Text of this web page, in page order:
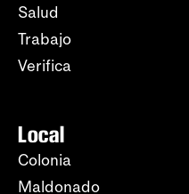
Salud
Trabajo
Verifica
Local
Colonia
Maldonado